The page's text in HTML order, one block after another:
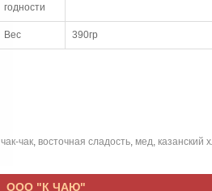
годности
Вес 390гр
чак-чак восточная сладость мед казанский
ООО "К ЧАЮ"